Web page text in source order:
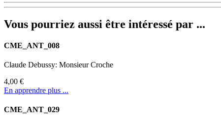
Vous pourriez aussi être intéressé par ...
CME_ANT_008
Claude Debussy: Monsieur Croche
4,00 €
En apprendre plus ...
CME_ANT_029